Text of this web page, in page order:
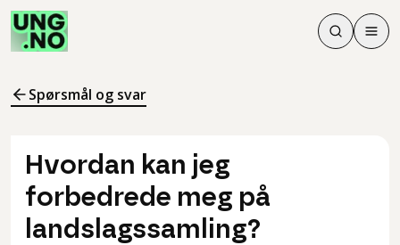
Søk
Søk
Meny
Spørsmål og svar
Hvordan kan jeg
forbedrede meg på
landslagssamling?